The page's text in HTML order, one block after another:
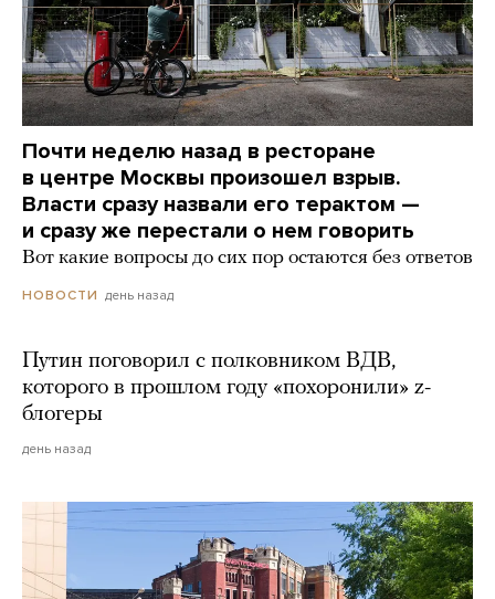
Почти неделю назад в ресторане
в центре Москвы произошел взрыв.
Власти сразу назвали его терактом —
и сразу же перестали о нем говорить
Вот какие вопросы до сих пор остаются без ответов
НОВОСТИ день назад
Путин поговорил с полковником ВДВ,
которого в прошлом году «похоронили» z-
блогеры
день назад